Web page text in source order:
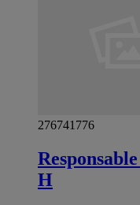
276741776
H